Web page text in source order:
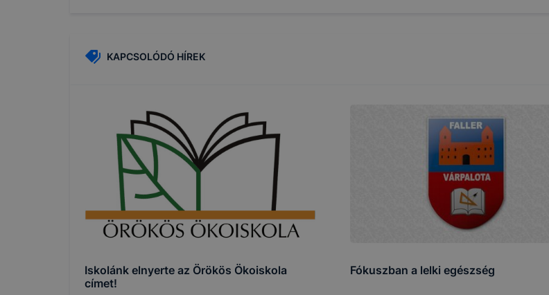
KAPCSOLÓDÓ HÍREK
Iskolánk elnyerte az Örökös Ökoiskola
címet!
Fókuszban a lelki egészség
Cookie típusa Adatkezelés
Munkamenet
cookie-k
A 2001. évi CVIII.
törvény (Elkertv.)
bekezdésében
A honlap
működésének
biztosítása